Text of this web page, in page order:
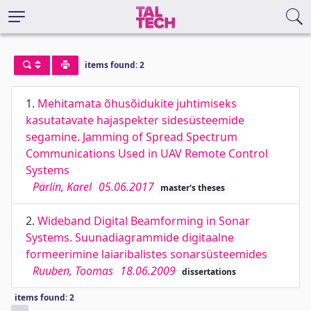
items found: 2
1. Mehitamata õhusõidukite juhtimiseks
kasutatavate hajaspekter sidesüsteemide
segamine. Jamming of Spread Spectrum
Communications Used in UAV Remote Control
Systems
Pärlin, Karel 05.06.2017 master's theses
2. Wideband Digital Beamforming in Sonar
Systems. Suunadiagrammide digitaalne
formeerimine laiaribalistes sonarsüsteemides
Ruuben, Toomas 18.06.2009 dissertations
items found: 2